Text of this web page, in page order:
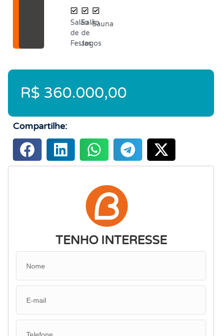
Salão
de
Festas
Salão
de
Jogos
Sauna
R$ 360.000,00
Compartilhe:
TENHO INTERESSE